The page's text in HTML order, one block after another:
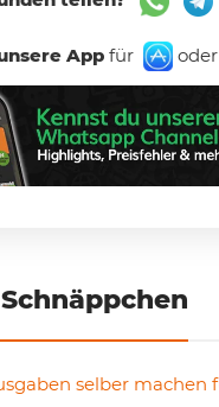
Appfür oder